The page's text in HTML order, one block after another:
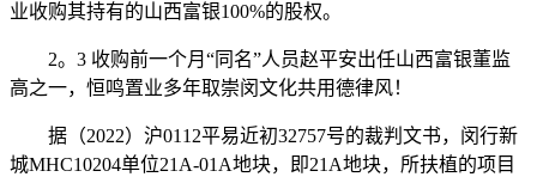
业收购其持有的山西富银100%的股权。
2。3 收购前一个月“同名”人员赵平安出任山西富银董监
高之一，恒鸣置业多年取崇闵文化共用德律风！
据（2022）沪0112平易近初32757号的裁判文书，闵行新
城MHC10204单位21A-01A地块，即21A地块，所扶植的项目